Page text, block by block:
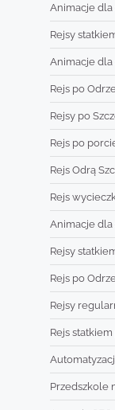
Animacje
Rejsy
Animacje
Rejs po
Rejsy po
Rejs po
Rejs Odrą
Rejs
Animacje dla
Rejsy
Rejs po
Rejsy
Rejs
Przedszkole